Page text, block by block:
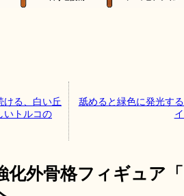
ける、白い丘
いトルコの
舐めると緑色に発光す
化外骨格フィギュア